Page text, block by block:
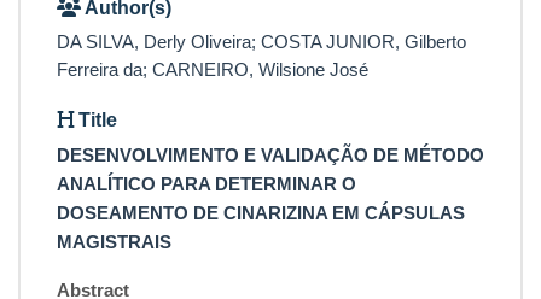
Author(s)
DA SILVA, Derly Oliveira; COSTA JUNIOR, Gilberto
Ferreira da; CARNEIRO, Wilsione José
Title
DESENVOLVIMENTO E VALIDAÇÃO DE MÉTODO
ANALÍTICO PARA DETERMINAR O
DOSEAMENTO DE CINARIZINA EM CÁPSULAS
MAGISTRAIS
Abstract